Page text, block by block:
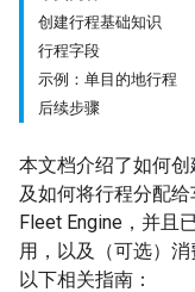
创建行程基础知识
行程字段
示例：单目的地行程
后续步骤
本文档介绍了如何
及如何将行程分配
Fleet Engine，并且
用，以及（可选）
以下相关指南：